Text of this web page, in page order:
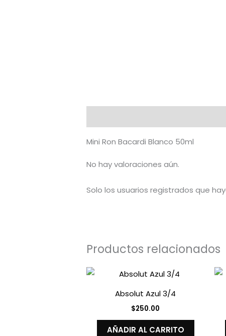
Mini Ron Bacardi Blanco 50ml
No hay valoraciones aún.
Solo los usuarios registrados que
Productos relacionados
Absolut Azul 3/4
$250.00
AÑADIR AL CARRITO